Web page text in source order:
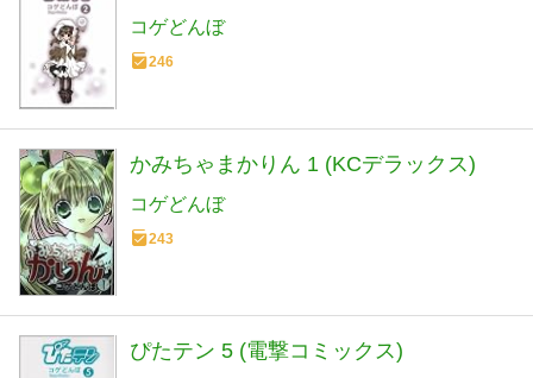
コゲどんぼ
246
かみちゃまかりん 1 (KCデラックス)
コゲどんぼ
243
ぴたテン 5 (電撃コミックス)